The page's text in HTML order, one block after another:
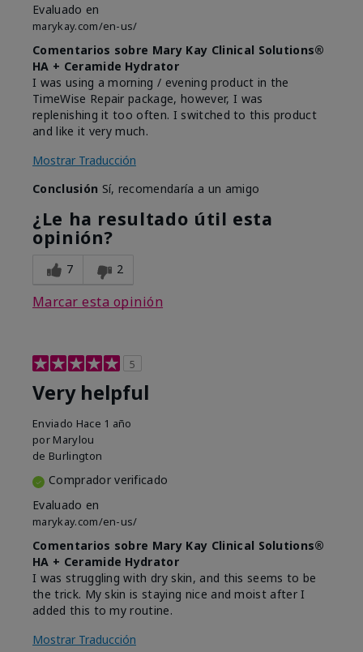
Evaluado en
marykay.com/en-us/
Comentarios sobre Mary Kay Clinical Solutions®
HA + Ceramide Hydrator
I was using a morning / evening product in the
TimeWise Repair package, however, I was
replenishing it too often. I switched to this product
and like it very much.
Mostrar Traducción
Conclusión Sí, recomendaría a un amigo
¿Le ha resultado útil esta
opinión?
7 2
Marcar esta opinión
5
Very helpful
Enviado Hace 1 año
por Marylou
de Burlington
Comprador verificado
Evaluado en
marykay.com/en-us/
Comentarios sobre Mary Kay Clinical Solutions®
HA + Ceramide Hydrator
I was struggling with dry skin, and this seems to be
the trick. My skin is staying nice and moist after I
added this to my routine.
Mostrar Traducción